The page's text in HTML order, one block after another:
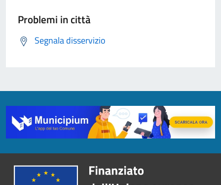
Problemi in città
Segnala disservizio